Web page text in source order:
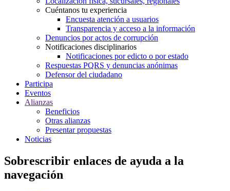
Cuéntanos tu experiencia
Encuesta atención a usuarios
Transparencia y acceso a la información
Denuncios por actos de corrupción
Notificaciones disciplinarios
Notificaciones por edicto o por estado
Respuestas PQRS y denuncias anónimas
Defensor del ciudadano
Participa
Eventos
Alianzas
Beneficios
Otras alianzas
Presentar propuestas
Noticias
Sobrescribir enlaces de ayuda a la
navegación